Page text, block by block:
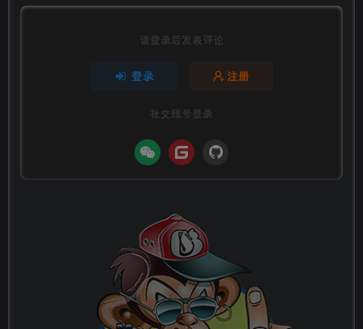
请登录后发表评论
登录 注册
社交账号登录